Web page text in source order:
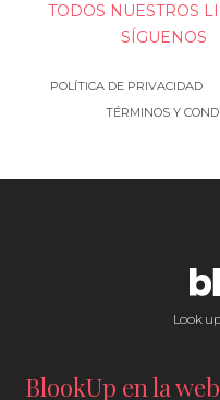
TODOS NUESTROS
SÍGUENOS
POLÍTICA DE PRIVACIDAD
TÉRMINOS Y
Look
BlookUp en la